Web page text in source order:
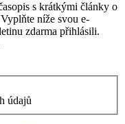
s krátkými články o
níže svou e-
zdarma přihlásili.
údajů